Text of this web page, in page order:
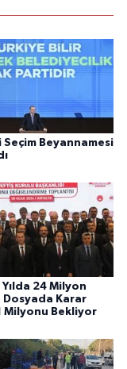
Seçim Beyannamesi
Yılda 24 Milyon
Dosyada Karar
Milyonu Bekliyor